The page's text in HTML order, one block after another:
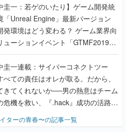
圭一：若ゲのいたり】ゲーム開発統
「Unreal Engine」最新バージョン
発環境はどう変わる？ ゲーム業界向
ューションイベント「GTMF2019」
て、より理解を深めよう【PR】
圭一連載：サイバーコネクトツー
べての責任はオレが取る。だから、
きてくれないか──男の熱意はチーム
危機を救い、『.hack』成功の活路を
業界の快男児・松山 洋に流れる血は
ジャンプ』色だった【若ゲのいた
ターの青春〜の記事一覧